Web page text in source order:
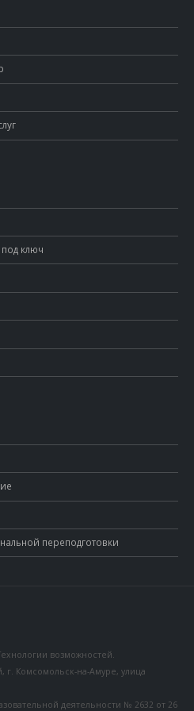
ключ
переподготовки
возможностей.
г. Комсомольск-на-Амуре, улица
деятельности № 2632 от 26